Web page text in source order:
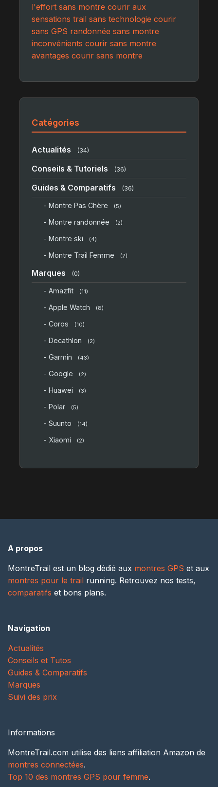
l'effort sans montre courir aux
sensations trail sans technologie courir
sans GPS randonnée sans montre
inconvénients courir sans montre
avantages courir sans montre
Catégories
Actualités (34)
Conseils & Tutoriels (36)
Guides & Comparatifs (36)
- Montre Pas Chère (5)
- Montre randonnée (2)
- Montre ski (4)
- Montre Trail Femme (7)
Marques (0)
- Amazfit (11)
- Apple Watch (8)
- Coros (10)
- Decathlon (2)
- Garmin (43)
- Google (2)
- Huawei (3)
- Polar (5)
- Suunto (14)
- Xiaomi (2)
A propos
MontreTrail est un blog dédié aux montres GPS et aux
montres pour le trail running. Retrouvez nos tests,
comparatifs et bons plans.
Navigation
Actualités
Conseils et Tutos
Guides & Comparatifs
Marques
Suivi des prix
Informations
MontreTrail.com utilise des liens affiliation Amazon de
montres connectées.
Top 10 des montres GPS pour femme.